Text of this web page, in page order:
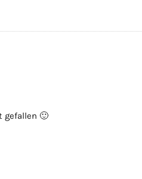
gefallen 🙂